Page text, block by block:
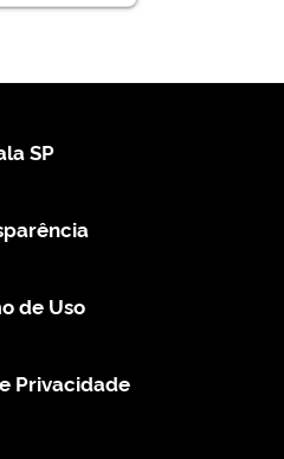
SP
de Uso
Privacidade